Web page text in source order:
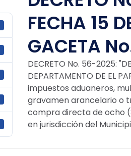
FECHA 15
GACETA
DECRETO No. 56-2025:
DEPARTAMENTO DE EL
impuestos aduaneros,
gravamen arancelario o
compra directa de ocho
en jurisdicción del